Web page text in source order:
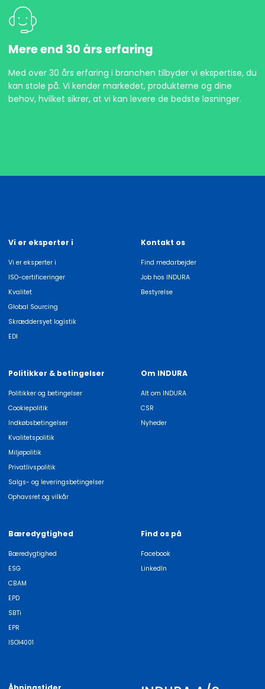
Mere end 30 års erfaring
Med over 30 års erfaring i branchen tilbyder vi ekspertise, du
kan stole på. Vi kender markedet, produkterne og dine
behov, hvilket sikrer, at vi kan levere de bedste løsninger.
Vi er eksperter i
Vi er eksperter i
ISO-certificeringer
Kvalitet
Global Sourcing
Skræddersyet logistik
EDI
Kontakt os
Find medarbejder
Job hos INDURA
Bestyrelse
Politikker & betingelser
Politikker og betingelser
Cookiepolitik
Indkøbsbetingelser
Kvalitetspolitik
Miljøpolitik
Privatlivspolitik
Salgs- og leveringsbetingelser
Ophavsret og vilkår
Om INDURA
Alt om INDURA
CSR
Nyheder
Bæredygtighed
Bæredygtighed
ESG
CBAM
EPD
SBTi
EPR
ISO14001
Find os på
Facebook
LinkedIn